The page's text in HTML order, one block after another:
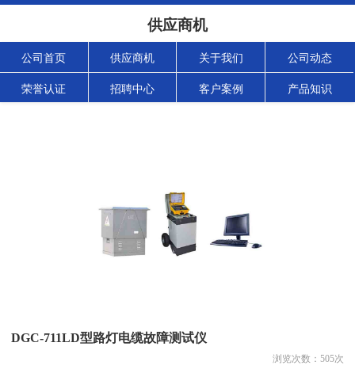
供应商机
公司首页 供应商机 关于我们 公司动态
荣誉认证 招聘中心 客户案例 产品知识
DGC-711LD型路灯电缆故障测试仪
浏览次数： 505次